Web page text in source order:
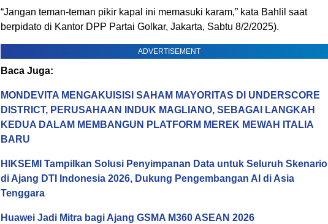
“Jangan teman-teman pikir kapal ini memasuki karam,” kata Bahlil saat
berpidato di Kantor DPP Partai Golkar, Jakarta, Sabtu 8/2/2025).
ADVERTISEMENT
Baca Juga:
MONDEVITA MENGAKUISISI SAHAM MAYORITAS DI UNDERSCORE
DISTRICT, PERUSAHAAN INDUK MAGLIANO, SEBAGAI LANGKAH
KEDUA DALAM MEMBANGUN PLATFORM MEREK MEWAH ITALIA
BARU
HIKSEMI Tampilkan Solusi Penyimpanan Data untuk Seluruh Skenario
di Ajang DTI Indonesia 2026, Dukung Pengembangan AI di Asia
Tenggara
Huawei Jadi Mitra bagi Ajang GSMA M360 ASEAN 2026